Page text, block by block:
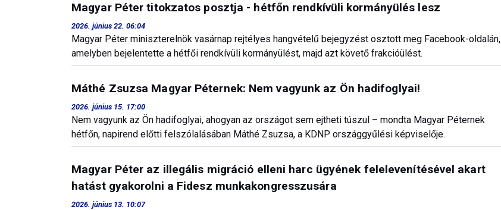
Magyar Péter titokzatos posztja - hétfőn rendkívüli kormányülés lesz
2026. június 22. 06:04
Magyar Péter miniszterelnök vasárnap rejtélyes hangvételű bejegyzést osztott meg Facebook-oldalán,
amelyben bejelentette a hétfői rendkívüli kormányülést, majd azt követő frakcióülést.
Máthé Zsuzsa Magyar Péternek: Nem vagyunk az Ön hadifoglyai!
2026. június 15. 17:00
Nem vagyunk az Ön hadifoglyai, ahogyan az országot sem ejtheti túszul – mondta Magyar Péternek
hétfőn, napirend előtti felszólalásában Máthé Zsuzsa, a KDNP országgyűlési képviselője.
Magyar Péter az illegális migráció elleni harc ügyének felelevenítésével akart
hatást gyakorolni a Fidesz munkakongresszusára
2026. június 13. 10:07